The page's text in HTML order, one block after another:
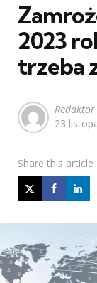
2023
trzeba
Posted
by
Redaktor
23
Share this article